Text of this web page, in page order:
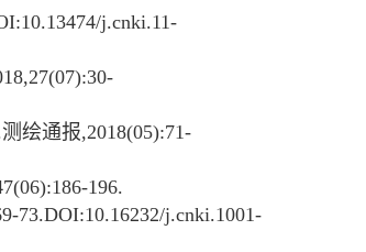
j.cnki.11-
测绘通报,2018(05):71-
196.
73.DOI:10.16232/j.cnki.1001-